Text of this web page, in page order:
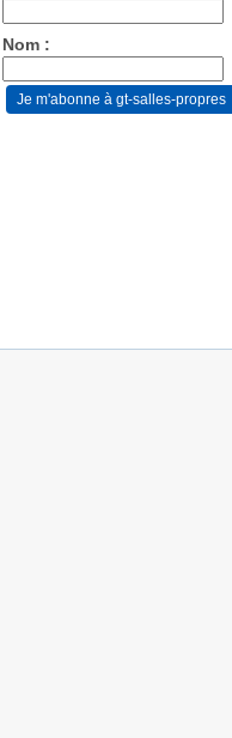
Nom :